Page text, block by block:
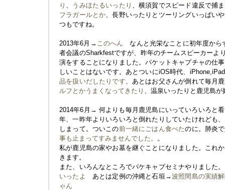
り 、 うみほたるいったり 、横須賀でスピード違反で捕
フラガールとか、長野いったりとツーリングいっぱい
つもですね。
2013年6月→ このへん なんと光栄なことに初年度から
者会議のSharkfestですが、昨年のチームスピーカーよ
演をすることになりました。パケットキャプチャの仕
しいことはないです。あとついにiOS時代、
品を扱いだしたりです。 あとはお父さんが倒れて毎月
ルフとかうまくなってきたり 、温泉いったりと鹿児島
2014年6月→ 何よりも毎月鹿児島にいっていろいろと
年、一昨年よりいろいろと倒れたりしていたけれども
しまって。ついこの前一緒にごはん食べたのに。肺炎
事も止まってすみませんでした。 。
私が鹿児島の家やお墓を継ぐことになりました。これ
きます。
また、いろんなところでパケキャプセミナやりました
いったよ
あとは定例の沖縄と石垣→波照間島の実績
ゃん